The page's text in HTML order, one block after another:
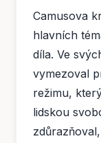
Camusova
hlavních
díla. Ve
vymezoval
režimu,
lidskou